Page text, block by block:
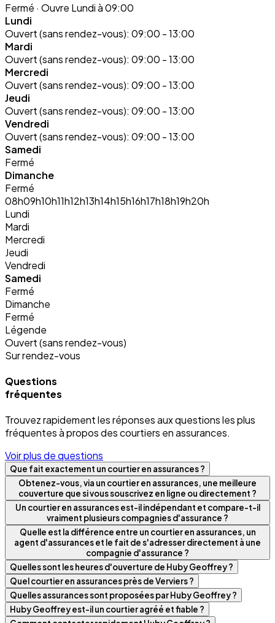
Fermé · Ouvre Lundi à 09:00
Lundi
Ouvert (sans rendez-vous): 09:00 - 13:00
Mardi
Ouvert (sans rendez-vous): 09:00 - 13:00
Mercredi
Ouvert (sans rendez-vous): 09:00 - 13:00
Jeudi
Ouvert (sans rendez-vous): 09:00 - 13:00
Vendredi
Ouvert (sans rendez-vous): 09:00 - 13:00
Samedi
Fermé
Dimanche
Fermé
08h09h10h11h12h13h14h15h16h17h18h19h20h
Lundi
Mardi
Mercredi
Jeudi
Vendredi
Samedi
Fermé
Dimanche
Fermé
Légende
Ouvert (sans rendez-vous)
Sur rendez-vous
Questions
fréquentes
Trouvez rapidement les réponses aux questions les plus
fréquentes à propos des courtiers en assurances.
Voir plus de questions
Que fait exactement un courtier en assurances ?
Obtenez-vous, via un courtier en assurances, une meilleure
couverture que si vous souscrivez en ligne ou directement ?
Un courtier en assurances est-il indépendant et compare-t-il
vraiment plusieurs compagnies d'assurance ?
Quelle est la différence entre un courtier en assurances, un
agent d'assurances et le fait de s'adresser directement à une
compagnie d'assurance ?
Quelles sont les heures d'ouverture de Huby Geoffrey ?
Quel courtier en assurances près de Verviers ?
Quelles assurances sont proposées par Huby Geoffrey ?
Huby Geoffrey est-il un courtier agréé et fiable ?